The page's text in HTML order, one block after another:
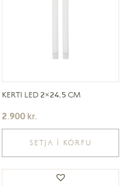
KERTI LED 2×24,5 CM
2.900 kr.
SETJA Í KÖRFU